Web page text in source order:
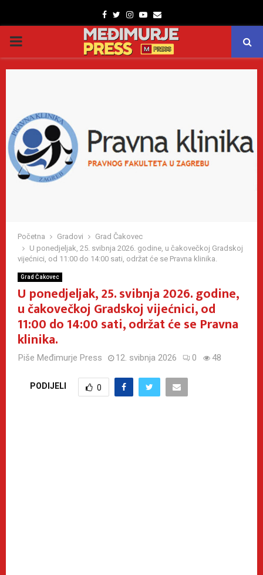
Facebook
TwitterInstagram
Youtube
Email
PRIMARY
MENU
Početna Gradovi
Grad Čakovec
U ponedjeljak, 25. svibnja 2026. godine, u čakovečkoj Gradskoj
vijećnici, od 11:00 do 14:00 sati, održat će se Pravna klinika.
Grad Čakovec
U ponedjeljak, 25. svibnja 2026. godine,
u čakovečkoj Gradskoj vijećnici, od
11:00 do 14:00 sati, održat će se Pravna
klinika.
Piše Međimurje Press 12. svibnja 2026 0 48
PODIJELI 0